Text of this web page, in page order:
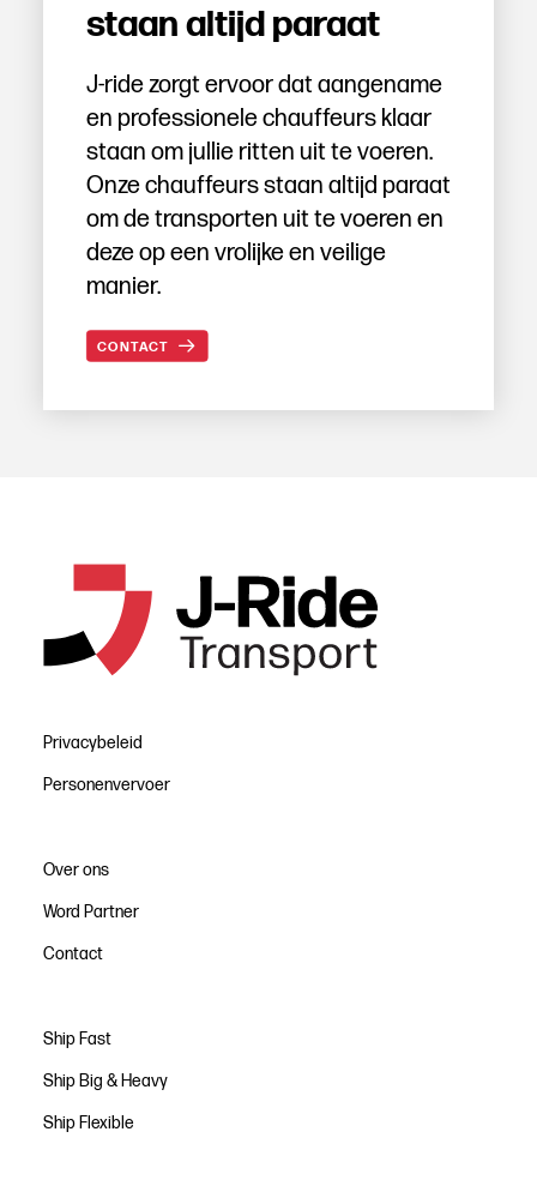
staan altijd paraat
J-ride zorgt ervoor dat aangename
en professionele chauffeurs klaar
staan om jullie ritten uit te voeren.
Onze chauffeurs staan altijd paraat
om de transporten uit te voeren en
deze op een vrolijke en veilige
manier.
CONTACT
Privacybeleid
Personenvervoer
Over ons
Word Partner
Contact
Ship Fast
Ship Big & Heavy
Ship Flexible